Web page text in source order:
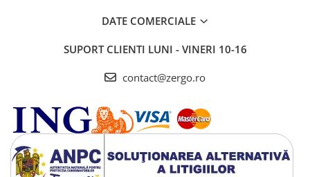
DATE COMERCIALE
SUPORT CLIENTI LUNI - VINERI 10-16
contact@zergo.ro